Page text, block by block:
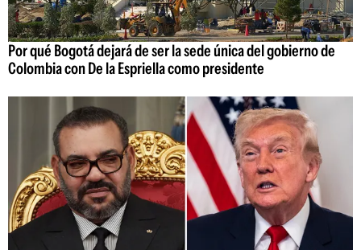
Por qué Bogotá dejará de ser la sede única del gobierno de
Colombia con De la Espriella como presidente